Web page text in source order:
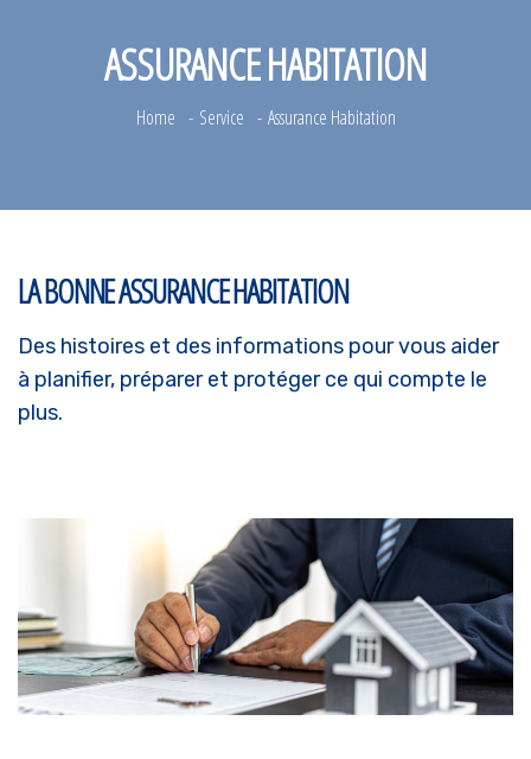
ASSURANCE HABITATION
Home Service Assurance Habitation
LA BONNE ASSURANCE HABITATION
Des histoires et des informations pour vous aider
à planifier, préparer et protéger ce qui compte le
plus.